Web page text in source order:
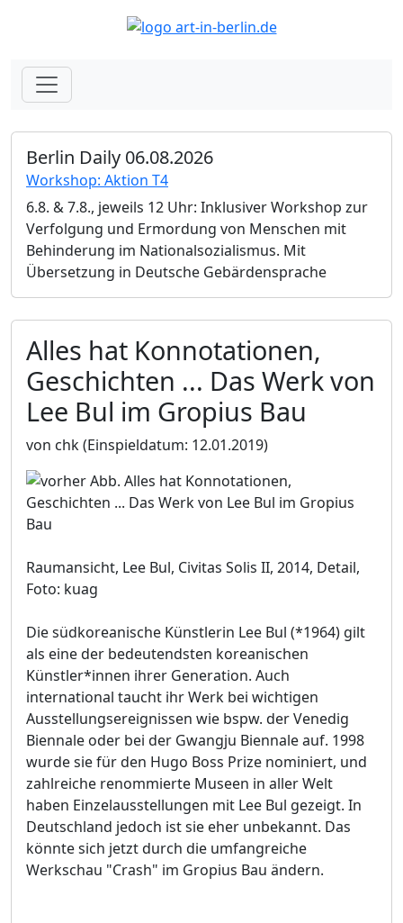
Berlin Daily 06.08.2026
Workshop: Aktion T4
6.8. & 7.8., jeweils 12 Uhr: Inklusiver Workshop zur
Verfolgung und Ermordung von Menschen mit
Behinderung im Nationalsozialismus. Mit
Übersetzung in Deutsche Gebärdensprache
Alles hat Konnotationen,
Geschichten ... Das Werk von
Lee Bul im Gropius Bau
von chk(Einspieldatum: 12.01.2019)
Raumansicht, Lee Bul, Civitas Solis II, 2014, Detail,
Foto: kuag
Die südkoreanische Künstlerin Lee Bul (*1964) gilt
als eine der bedeutendsten koreanischen
Künstler*innen ihrer Generation. Auch
international taucht ihr Werk bei wichtigen
Ausstellungsereignissen wie bspw. der Venedig
Biennale oder bei der Gwangju Biennale auf. 1998
wurde sie für den Hugo Boss Prize nominiert, und
zahlreiche renommierte Museen in aller Welt
haben Einzelausstellungen mit Lee Bul gezeigt. In
Deutschland jedoch ist sie eher unbekannt. Das
könnte sich jetzt durch die umfangreiche
Werkschau "Crash" im Gropius Bau ändern.